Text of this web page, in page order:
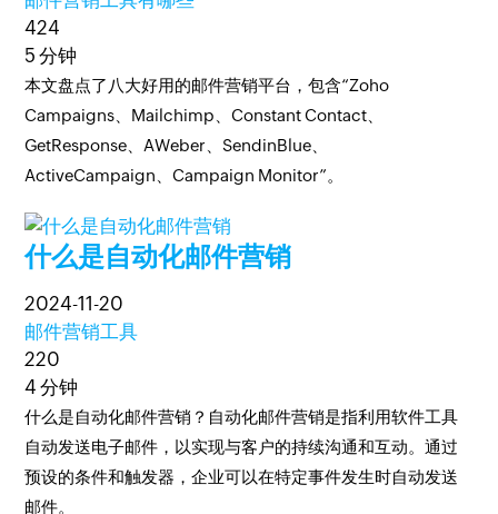
424
5 分钟
本文盘点了八大好用的邮件营销平台，包含“Zoho
Campaigns、Mailchimp、Constant Contact、
GetResponse、AWeber、SendinBlue、
ActiveCampaign、Campaign Monitor”。
什么是自动化邮件营销
2024-11-20
邮件营销工具
220
4 分钟
什么是自动化邮件营销？自动化邮件营销是指利用软件工具
自动发送电子邮件，以实现与客户的持续沟通和互动。通过
预设的条件和触发器，企业可以在特定事件发生时自动发送
邮件。